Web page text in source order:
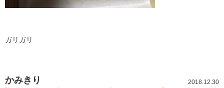
ガリガリ
2018.12.30
かみきり